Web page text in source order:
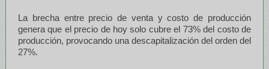
La brecha entre precio de venta y costo de producción
genera que el precio de hoy solo cubre el 73% del costo de
producción, provocando una descapitalización del orden del
27%.